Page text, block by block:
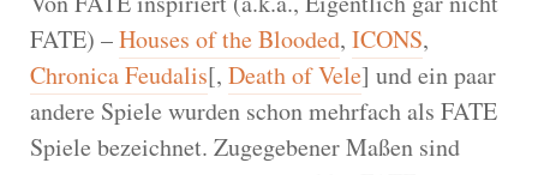
FATE) –Houses of the Blooded, ICONS,
Chronica Feudalis[, Death of Vele] und ein paar
andere Spiele wurden schon mehrfach als FATE
Spiele bezeichnet. Zugegebener Maßen sind